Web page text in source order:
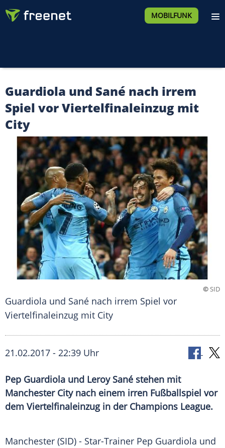
MOBILFUNK
Guardiola und Sané nach irrem
Spiel vor Viertelfinaleinzug mit
City
©SID
Guardiola und Sané nach irrem Spiel vor
Viertelfinaleinzug mit City
21.02.2017 - 22:39 Uhr
Pep Guardiola und Leroy Sané stehen mit
Manchester City nach einem irren Fußballspiel vor
dem Viertelfinaleinzug in der Champions League.
Manchester (SID) - Star-Trainer Pep Guardiola und